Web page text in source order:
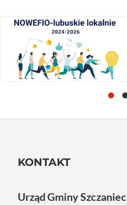
KONTAKT
Urząd Gminy Szczaniec